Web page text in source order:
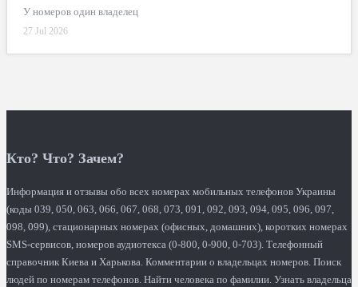
У номеров один владелец
27 Jul 2026
Кто? Что? Зачем?
Информация и отзывы обо всех номерах мобильных телефонов Украины
(коды 039, 050, 063, 066, 067, 068, 073, 091, 092, 093, 094, 095, 096, 097,
098, 099), стационарных номерах (офисных, домашних), коротких номерах
SMS-сервисов, номеров аудиотекса (0-800, 0-900, 0-703). Телефонный
справочник Киева и Харькова. Комментарии о владельцах номеров. Поиск
людей по номерам телефонов. Найти человека по фамилии. Узнать владельца